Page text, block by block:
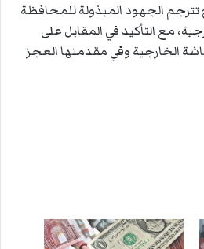
تترجم الجهود المبذولة للمحافظة
مع التأكيد في المقابل على
الخارجية وفي مقدمتها العجز